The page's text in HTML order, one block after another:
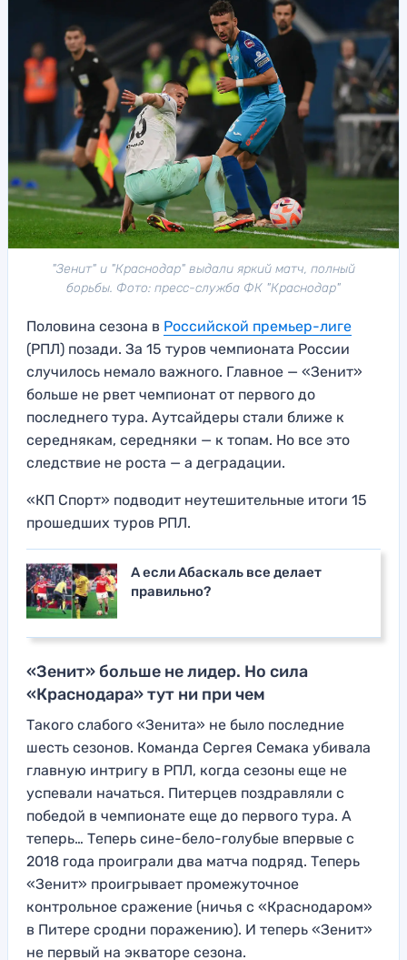
"Зенит" и "Краснодар" выдали яркий матч, полный
борьбы. Фото: пресс-служба ФК "Краснодар"
Половина сезона в Российской премьер-лиге
(РПЛ) позади. За 15 туров чемпионата России
случилось немало важного. Главное — «Зенит»
больше не рвет чемпионат от первого до
последнего тура. Аутсайдеры стали ближе к
середнякам, середняки — к топам. Но все это
следствие не роста — а деградации.
«КП Спорт» подводит неутешительные итоги 15
прошедших туров РПЛ.
А если Абаскаль все делает
правильно?
«Зенит» больше не лидер. Но сила
«Краснодара» тут ни при чем
Такого слабого «Зенита» не было последние
шесть сезонов. Команда Сергея Семака убивала
главную интригу в РПЛ, когда сезоны еще не
успевали начаться. Питерцев поздравляли с
победой в чемпионате еще до первого тура. А
теперь… Теперь сине-бело-голубые впервые с
2018 года проиграли два матча подряд. Теперь
«Зенит» проигрывает промежуточное
контрольное сражение (ничья с «Краснодаром»
в Питере сродни поражению). И теперь «Зенит»
не первый на экваторе сезона.